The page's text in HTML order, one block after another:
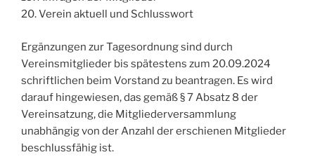
20. Verein aktuell und Schlusswort
Ergänzungen zur Tagesordnung sind durch
Vereinsmitglieder bis spätestens zum 20.09.2024
schriftlichen beim Vorstand zu beantragen. Es wird
darauf hingewiesen, das gemäß § 7 Absatz 8 der
Vereinsatzung, die Mitgliederversammlung
unabhängig von der Anzahl der erschienen Mitglieder
beschlussfähig ist.